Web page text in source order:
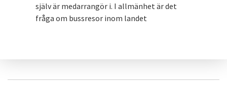
själv är medarrangör i. I allmänhet är det
fråga om bussresor inom landet